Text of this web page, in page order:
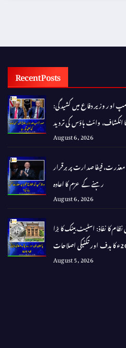
Recent Posts
اور وزیر دفاع میں کشیدگی:
وائٹ ہاؤس کی تردید
August 6, 2026
معذرت، فیفا صدارت پر برقرار
رہنے کے عزم کا اعادہ
August 6, 2026
کا نفاذ: اسٹیٹ بینک کا بڑا
August 5, 2026